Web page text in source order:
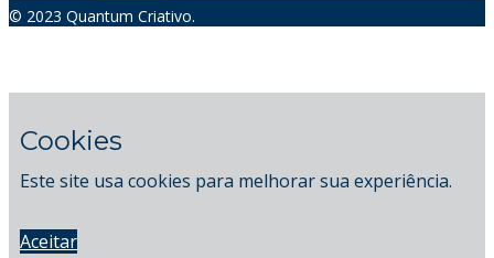
© 2023 Quantum Criativo.
Cookies
Este site usa cookies para melhorar sua experiência.
Aceitar